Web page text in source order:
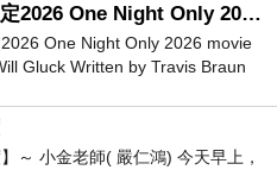
電影一夜限定2026 One Night Only 2026 movie
One Night Only 2026 movie
Gluck Written by Travis Braun
Barbaro
】～ 小金老師( 嚴仁鴻) 今天早上，